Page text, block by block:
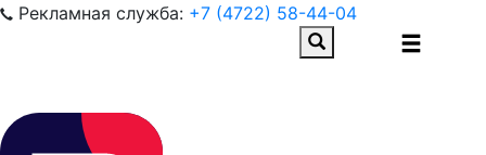
Рекламная служба: +7 (4722) 58-44-04